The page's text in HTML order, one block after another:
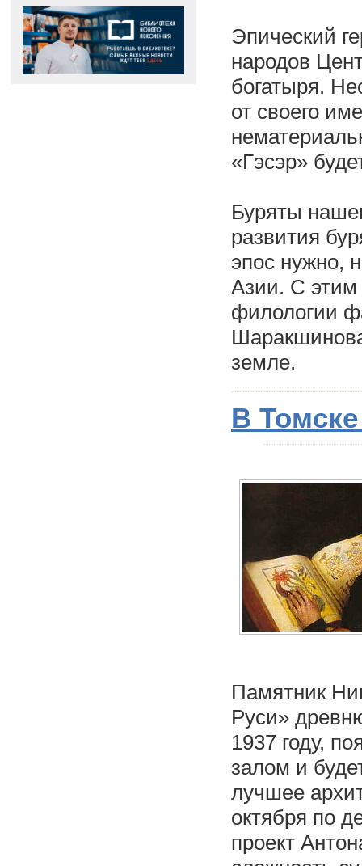
Эпический
народов
богатыря.
от своего
«Гэсэр»
Буряты
развития
эпос нужно,
Азии. С этим
филологии
земле.
В
Памятник
Руси»
1937 году,
залом и
лучшее
октября по
проект